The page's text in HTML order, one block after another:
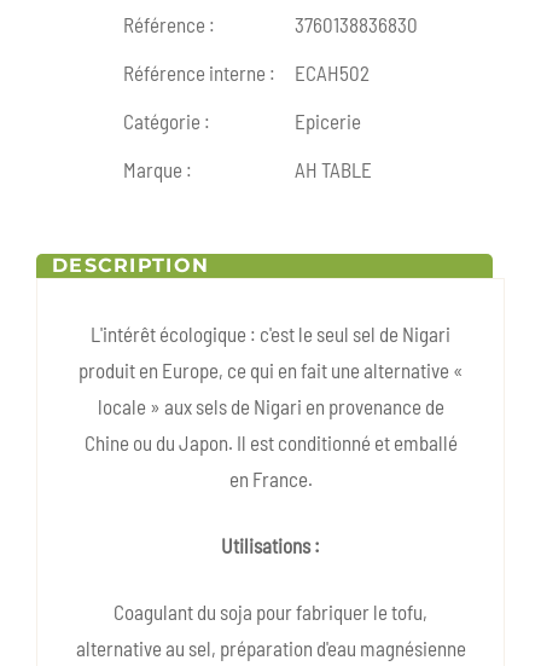
Référence :
3760138836830
Référence interne :
ECAH502
Catégorie :
Epicerie
Marque :
AH TABLE
DESCRIPTION
L'intérêt écologique : c'est le seul sel de Nigari
produit en Europe, ce qui en fait une alternative «
locale » aux sels de Nigari en provenance de
Chine ou du Japon. Il est conditionné et emballé
en France.
Utilisations :
Coagulant du soja pour fabriquer le tofu,
alternative au sel, préparation d'eau magnésienne